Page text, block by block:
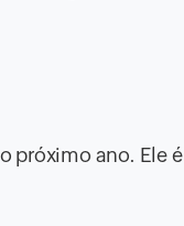
próximo ano. Ele é